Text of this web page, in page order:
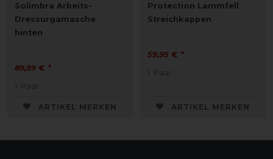
Solimbra Arbeits-
Dressurgamasche
hinten
89,99 € *
1 Paar
ARTIKEL MERKEN
Protection Lammfell
Streichkappen
59,95 € *
1 Paar
ARTIKEL MERKEN